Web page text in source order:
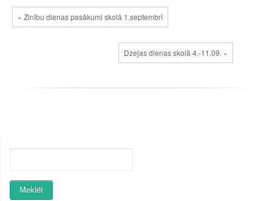
« Zinību dienas pasākumi skolā 1.septembrī
Dzejas dienas skolā 4.-11.09. »